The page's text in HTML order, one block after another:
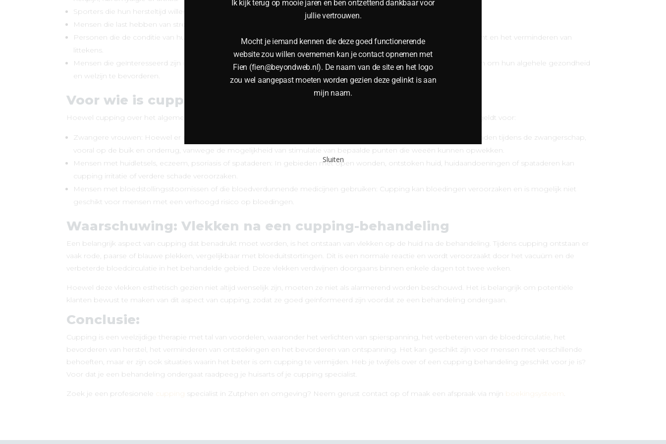
Sporters die hun hersteltijd willen verkorten, spierpijn willen verminderen en hun prestaties willen verbeteren.
Mensen die last hebben van stress, angst of spanning en behoefte hebben aan ontspanning en verlichting.
Personen die de conditie van hun huid willen verbeteren, zoals het verminderen van cellulitis, het verbeteren van de teint en het verminderen van
littekens.
Mensen die geïnteresseerd zijn in alternatieve therapieën en openstaan ​​voor het verkennen van nieuwe behandelingen om hun algehele gezondheid
en welzijn te bevorderen.
Voor wie is cupping mogelijk niet geschikt?
Hoewel cupping over het algemeen veilig is, zijn er bepaalde situaties waarin het beter is om cupping te vermijden. Dit geldt voor:
Zwangere vrouwen: Hoewel er geen direct bewijs is van schadelijke effecten, wordt cupping over het algemeen afgeraden tijdens de zwangerschap,
vooral op de buik en onderrug, vanwege de mogelijkheid van stimulatie van bepaalde punten die weeën kunnen opwekken.
Mensen met huidletsels, eczeem, psoriasis of spataderen: In gebieden met open wonden, ontstoken huid, huidaandoeningen of spataderen kan
cupping irritatie of verdere schade veroorzaken.
Mensen met bloedstollingsstoornissen of die bloedverdunnende medicijnen gebruiken: Cupping kan bloedingen veroorzaken en is mogelijk niet
geschikt voor mensen met een verhoogd risico op bloedingen.
Waarschuwing: Vlekken na een cupping-behandeling
Een belangrijk aspect van cupping dat benadrukt moet worden, is het ontstaan van vlekken op de huid na de behandeling. Tijdens cupping ontstaan er
vaak rode, paarse of blauwe plekken, vergelijkbaar met bloeduitstortingen. Dit is een normale reactie en wordt veroorzaakt door het vacuüm en de
verbeterde bloedcirculatie in het behandelde gebied. Deze vlekken verdwijnen doorgaans binnen enkele dagen tot twee weken.
Hoewel deze vlekken esthetisch gezien niet altijd wenselijk zijn, moeten ze niet als alarmerend worden beschouwd. Het is belangrijk om potentiële
klanten bewust te maken van dit aspect van cupping, zodat ze goed geïnformeerd zijn voordat ze een behandeling ondergaan.
Conclusie:
Cupping is een veelzijdige therapie met tal van voordelen, waaronder het verlichten van spierspanning, het verbeteren van de bloedcirculatie, het
bevorderen van herstel, het verminderen van ontstekingen en het bevorderen van ontspanning. Het kan geschikt zijn voor mensen met verschillende
behoeften, maar er zijn ook situaties waarin het beter is om cupping te vermijden. Heb je twijfels over of een cupping behandeling geschikt voor je is?
Voor dat je een behandeling ondergaat raadpeeg je huisarts of je cupping specialist.
Zoek je een profesionele cupping specialist in Zutphen en omgeving? Neem gerust contact op of maak een afspraak via mijn boekingsysteem .
Ik kijk terug op mooie jaren en ben ontzettend dankbaar voor
jullie vertrouwen.
Mocht je iemand kennen die deze goed functionerende
website zou willen overnemen kan je contact opnemen met
Fien (fien@beyondweb.nl). De naam van de site en het logo
zou wel aangepast moeten worden gezien deze gelinkt is aan
mijn naam.
Sluiten